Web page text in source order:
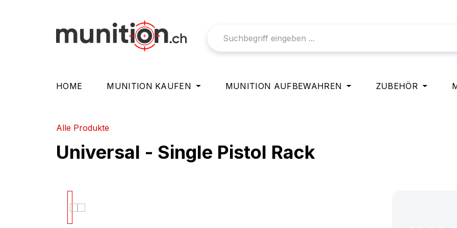
HOME MUNITION KAUFEN MUNITION AUFBEWAHREN ZUBEHÖR
Alle Produkte
Universal - Single Pistol Rack